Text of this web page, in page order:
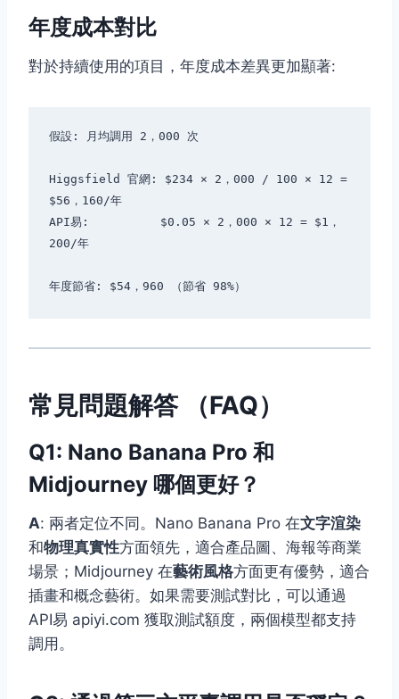
年度成本對比
對於持續使用的項目，年度成本差異更加顯著:
假設: 月均調用 2，000 次
Higgsfield 官網: $234 × 2，000 / 100 × 12 =
$56，160/年
API易:          $0.05 × 2，000 × 12 = $1，
200/年
常見問題解答 （FAQ）
Q1: Nano Banana Pro 和
Midjourney 哪個更好？
A: 兩者定位不同。Nano Banana Pro 在文字渲染
和物理真實性方面領先，適合產品圖、海報等商業
場景；Midjourney 在藝術風格方面更有優勢，適合
插畫和概念藝術。如果需要測試對比，可以通過
API易 apiyi.com 獲取測試額度，兩個模型都支持
調用。